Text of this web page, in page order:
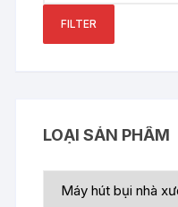
FILTER
LOẠI SẢN PHẨM